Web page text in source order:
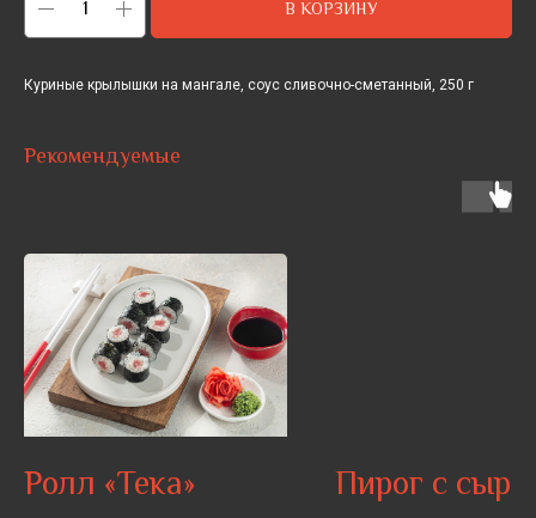
В КОРЗИНУ
Куриные крылышки на мангале, соус сливочно-сметанный, 250 г
Рекомендуемые
Ролл «Тека»
Пирог с